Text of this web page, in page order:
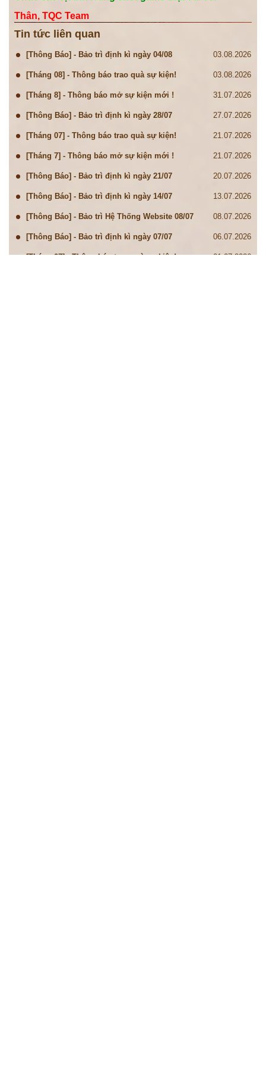
Thân, TQC Team
Tin tức liên quan
[Thông Báo] - Bảo trì định kì ngày 04/08 03.08.2026
[Tháng 08] - Thông báo trao quà sự kiện! 03.08.2026
[Tháng 8] - Thông báo mở sự kiện mới ! 31.07.2026
[Thông Báo] - Bảo trì định kì ngày 28/07 27.07.2026
[Tháng 07] - Thông báo trao quà sự kiện! 21.07.2026
[Tháng 7] - Thông báo mở sự kiện mới ! 21.07.2026
[Thông Báo] - Bảo trì định kì ngày 21/07 20.07.2026
[Thông Báo] - Bảo trì định kì ngày 14/07 13.07.2026
[Thông Báo] - Bảo trì Hệ Thống Website 08/07 08.07.2026
[Thông Báo] - Bảo trì định kì ngày 07/07 06.07.2026
[Tháng 07] - Thông báo trao quà sự kiện! 01.07.2026